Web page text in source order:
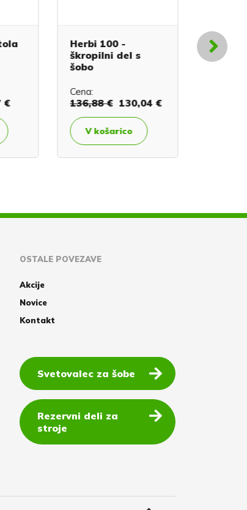
Herbi 100 -
škropilni del s
šobo
Cena:
136,88 € 130,04 €
V košarico
dolgi
OSTALE POVEZAVE
Akcije
Novice
Kontakt
Svetovalec za šobe
Rezervni deli za
stroje